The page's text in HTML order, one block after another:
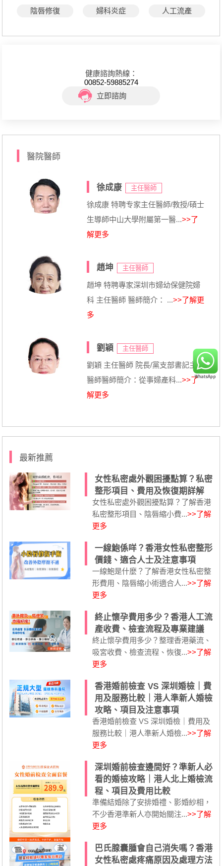
陰唇修復 婦科炎症 人工流產
健康諮詢熱線：
00852-59885274
立即諮詢
醫院醫師
徐成康 主任醫師
徐成康 特聘专家主任醫師/教授/碩士
生導師中山大學附屬第一醫...>>了
解更多
趙坤 主任醫師
趙坤 特聘專家深圳市婦幼保健院婦
科 主任醫師 醫師簡介： ...>>了解更
多
劉穎 主任醫師
劉穎 主任醫師 院長/黨支部書記主任
醫師醫師簡介：從事婦產科...>>了
解更多
最新推薦
女性私密處外觀困擾點算？私密
整形項目、費用及恢復期詳解
女性私密處外觀困擾點算？了解香港
私密整形項目、陰唇縮小費...>>了解
更多
一線鮑係咩？香港女性私密整形
價錢、適合人士及注意事項
一線鮑是什麼？了解香港女性私密整
形費用、陰唇縮小術適合人...>>了解
更多
終止懷孕費用多少？香港人工流
產收費、檢查流程及專業建議
終止懷孕費用多少？整理香港藥流、
吸宮收費、檢查流程、恢復...>>了解
更多
香港婚前檢查 VS 深圳婚檢｜費
用及服務比較｜港人準新人婚檢
攻略、項目及注意事項
香港婚前檢查 VS 深圳婚檢｜費用及
服務比較｜港人準新人婚檢...>>了解
更多
深圳婚前檢查邊間好？準新人必
看的婚檢攻略｜港人北上婚檢流
程、項目及費用比較
準備結婚除了安排婚禮、影婚紗相，
不少香港準新人亦開始關注...>>了解
更多
巴氏腺囊腫會自己消失嗎？香港
女性私密處疼痛原因及處理方法